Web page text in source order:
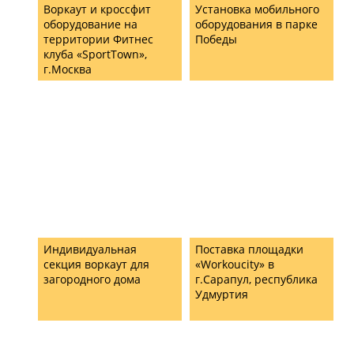
Воркаут и кроссфит
оборудование на
территории Фитнес
клуба «SportTown»,
г.Москва
Установка мобильного
оборудования в парке
Победы
Индивидуальная
секция воркаут для
загородного дома
Поставка площадки
«Workoucity» в
г.Сарапул, республика
Удмуртия